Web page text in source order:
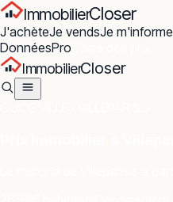
ImmobilierCloser
J'achèteJe vendsJe m'informe
DonnéesPro
ImmobilierCloser